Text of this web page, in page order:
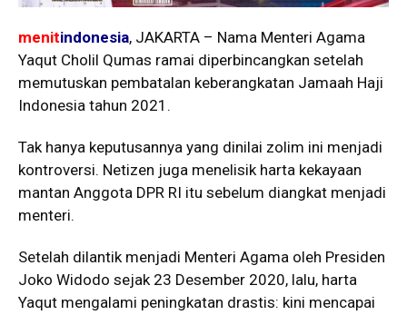
menitindonesia, JAKARTA – Nama Menteri Agama
Yaqut Cholil Qumas ramai diperbincangkan setelah
memutuskan pembatalan keberangkatan Jamaah Haji
Indonesia tahun 2021.
Tak hanya keputusannya yang dinilai zolim ini menjadi
kontroversi. Netizen juga menelisik harta kekayaan
mantan Anggota DPR RI itu sebelum diangkat menjadi
menteri.
Setelah dilantik menjadi Menteri Agama oleh Presiden
Joko Widodo sejak 23 Desember 2020, lalu, harta
Yaqut mengalami peningkatan drastis: kini mencapai